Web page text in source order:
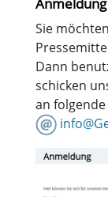
Sie
Dann
schicken
an folgende